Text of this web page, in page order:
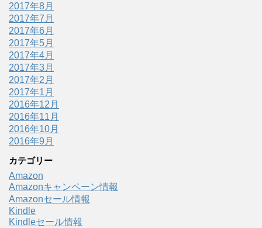
2017年8月
2017年7月
2017年6月
2017年5月
2017年4月
2017年3月
2017年2月
2017年1月
2016年12月
2016年11月
2016年10月
2016年9月
カテゴリー
Amazon
Amazonキャンペーン情報
Amazonセール情報
Kindle
Kindleセール情報